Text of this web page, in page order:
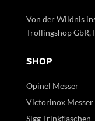
Von der Wildnis
Trollingshop
SHOP
Opinel Messer
Victorinox Messer
Sigg Trinkflaschen